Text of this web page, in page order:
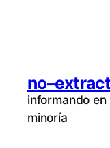
informando en
minoría